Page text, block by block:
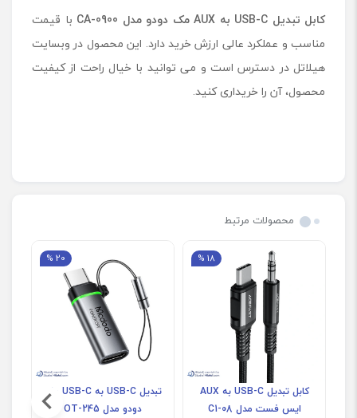
کابل تبدیل
به مک دودو مدل
با قیمت
مناسب و عملکرد عالی ارزش خرید دارد. این محصول در وبسایت
هیلاتل در دسترس است و می توانید با خیال راحت از کیفیت
محصول، آن را خریداری کنید.
محصولات مرتبط
18 %
کابل تبدیل USB-C به AUX
ایس فست مدل C1-08
20 %
تبدیل USB-C به USB-C مک
دودو مدل OT-245